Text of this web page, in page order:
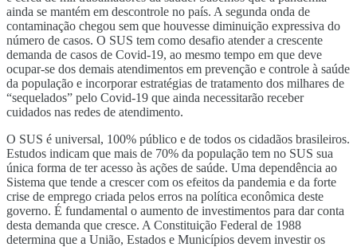
ainda se mantém em descontrole no país. A segunda onda de
contaminação chegou sem que houvesse diminuição expressiva do
número de casos. O SUS tem como desafio atender a crescente
demanda de casos de Covid-19, ao mesmo tempo em que deve
ocupar-se dos demais atendimentos em prevenção e controle à saúde
da população e incorporar estratégias de tratamento dos milhares de
“sequelados” pelo Covid-19 que ainda necessitarão receber
cuidados nas redes de atendimento.
O SUS é universal, 100% público e de todos os cidadãos brasileiros.
Estudos indicam que mais de 70% da população tem no SUS sua
única forma de ter acesso às ações de saúde. Uma dependência ao
Sistema que tende a crescer com os efeitos da pandemia e da forte
crise de emprego criada pelos erros na política econômica deste
governo. É fundamental o aumento de investimentos para dar conta
desta demanda que cresce. A Constituição Federal de 1988
determina que a União, Estados e Municípios devem investir os